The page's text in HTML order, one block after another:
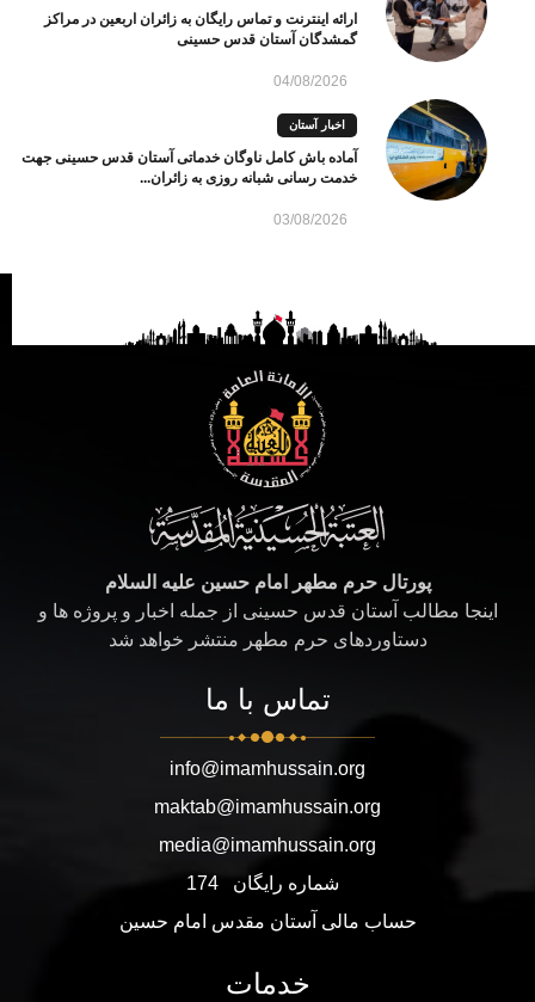
ارائه اینترنت و تماس رایگان به زائران اربعین در مراکز
گمشدگان آستان قدس حسینی
04/08/2026
اخبار آستان
آماده باش کامل ناوگان خدماتی آستان قدس حسینی جهت
خدمت رسانی شبانه روزی به زائران...
03/08/2026
پورتال حرم مطهر امام حسین علیه السلام
اینجا مطالب آستان قدس حسینی از جمله اخبار و پروژه ها و
دستاوردهای حرم مطهر منتشر خواهد شد
تماس با ما
info@imamhussain.org
maktab@imamhussain.org
media@imamhussain.org
شماره رایگان
174
حساب مالی آستان مقدس امام حسین
خدمات